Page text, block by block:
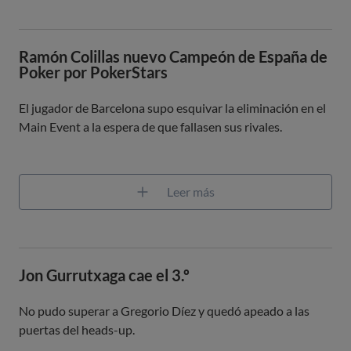
Ramón Colillas nuevo Campeón de España de
Poker por PokerStars
El jugador de Barcelona supo esquivar la eliminación en el
Main Event a la espera de que fallasen sus rivales.
Leer más
Jon Gurrutxaga cae el 3.º
No pudo superar a Gregorio Díez y quedó apeado a las
puertas del heads-up.